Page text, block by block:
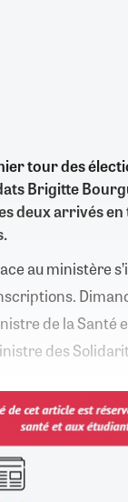
tour des
Brigitte
deux arrivés
au ministère
de la Santé
des